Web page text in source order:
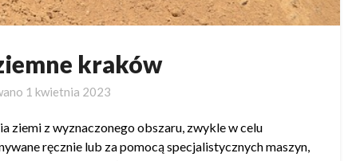
kraków
1 kwietnia 2023
ziemi z wyznaczonego obszaru, zwykle w celu
ręcznie lub za pomocą specjalistycznych maszyn,